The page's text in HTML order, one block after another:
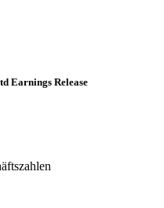
Earnings Release